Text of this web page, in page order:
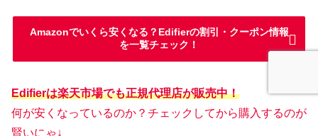
Amazonでいくら安くなる？Edifierの割引・クーポン情報
を一覧チェック！
Edifierは楽天市場でも正規代理店が販売中！
何が安くなっているのか？チェックしてから購入するのが
賢いにゃ↓